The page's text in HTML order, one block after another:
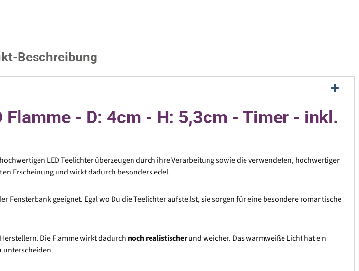
Beschreibung
Flamme - D: 4cm - H: 5,3cm - Timer - inkl.
LED Teelichter überzeugen durch ihre Verarbeitung sowie die verwendeten, hochwertigen
Erscheinung und wirkt dadurch besonders edel.
Fensterbank geeignet. Egal wo Du die Teelichter aufstellst, sie sorgen für eine besondere romantische
Die Flamme wirkt dadurch noch realistischerund weicher. Das warmweiße Licht hat ein
unterscheiden.